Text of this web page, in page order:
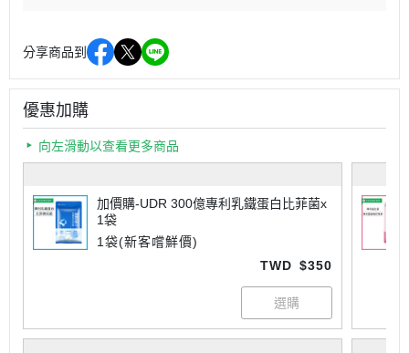
分享商品到
優惠加購
向左滑動以查看更多商品
加價購-UDR 300億專利乳鐵蛋白比菲菌x
1袋
1袋(新客嚐鮮價)
TWD $350